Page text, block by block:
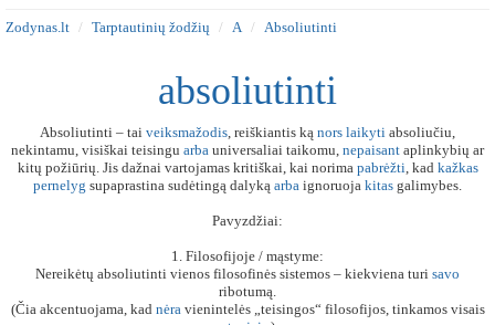
Zodynas.lt Tarptautinių žodžių A Absoliutinti
absoliutinti
Absoliutinti – tai veiksmažodis, reiškiantis ką nors laikyti absoliučiu,
nekintamu, visiškai teisingu arba universaliai taikomu, nepaisant aplinkybių ar
kitų požiūrių. Jis dažnai vartojamas kritiškai, kai norima pabrėžti, kad kažkas
pernelyg supaprastina sudėtingą dalyką arba ignoruoja kitas galimybes.
Pavyzdžiai:
1. Filosofijoje / mąstyme:
Nereikėtų absoliutinti vienos filosofinės sistemos – kiekviena turi savo
ribotumą.
(Čia akcentuojama, kad nėravienintelės „teisingos“ filosofijos, tinkamos visais